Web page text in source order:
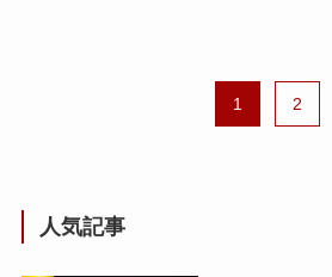
1 2
人気記事